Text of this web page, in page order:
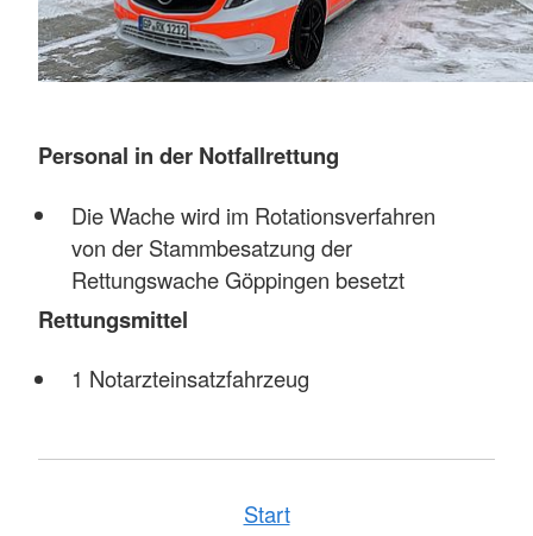
Personal in der Notfallrettung
Die Wache wird im Rotationsverfahren
von der Stammbesatzung der
Rettungswache Göppingen besetzt
Rettungsmittel
1 Notarzteinsatzfahrzeug
Start